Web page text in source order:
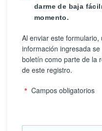
darme de baja
momento.
Al enviar este
información ingresada
boletín como parte de la
de este registro.
Campos obligatorios